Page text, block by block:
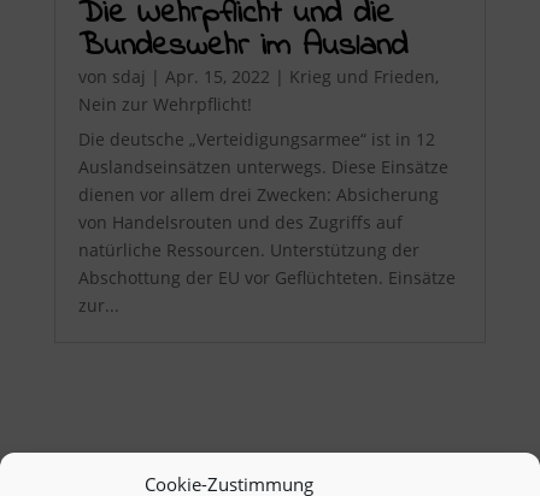
Cookie-Zustimmung
Die Wehrpflicht und die
Bundeswehr im Ausland
von sdaj | Apr. 15, 2022 | Krieg und Frieden,
Nein zur Wehrpflicht!
Die deutsche „Verteidigungsarmee“ ist in 12
Auslandseinsätzen unterwegs. Diese Einsätze
dienen vor allem drei Zwecken: Absicherung
von Handelsrouten und des Zugriffs auf
natürliche Ressourcen. Unterstützung der
Abschottung der EU vor Geflüchteten. Einsätze
zur...